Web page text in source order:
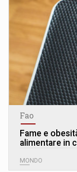
Fao
Fame e
alimentare in
MONDO